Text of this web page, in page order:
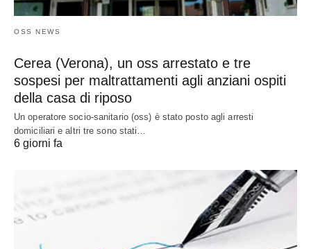
OSS NEWS
Cerea (Verona), un oss arrestato e tre
sospesi per maltrattamenti agli anziani ospiti
della casa di riposo
Un operatore socio-sanitario (oss) è stato posto agli arresti
domiciliari e altri tre sono stati…
6 giorni fa